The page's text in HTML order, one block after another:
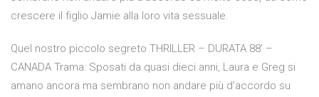
crescere il figlio Jamie alla loro vita sessuale.
Quel nostro piccolo segreto THRILLER – DURATA 88′ –
CANADA Trama: Sposati da quasi dieci anni, Laura e Greg si
amano ancora ma sembrano non andare più d’accordo su